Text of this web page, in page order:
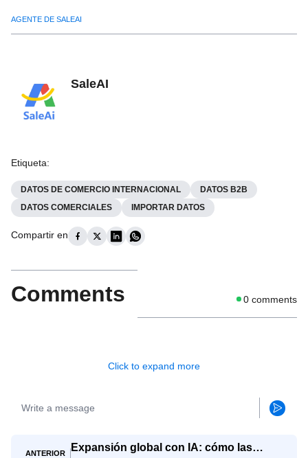
AGENTE DE SALEAI
SaleAI
Etiqueta:
DATOS DE COMERCIO INTERNACIONAL
DATOS B2B
DATOS COMERCIALES
IMPORTAR DATOS
Compartir en
Comments 0 comments
Click to expand more
ANTERIOR
Expansión global con IA: cómo las